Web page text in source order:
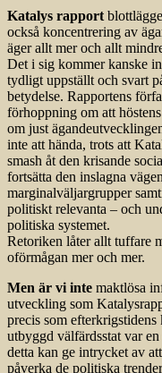
Katalys rapport
också koncentrering av
äger allt mer och allt
Det i sig kommer kanske
tydligt uppställt och svart
betydelse. Rapportens
förhoppning om att
om just
inte att hända, trots att
smash åt den krisande
fortsätta den inslagna
marginalväljargrupper
politiskt relevanta – och
politiska systemet.
Retoriken låter allt tuffare
oförmågan mer och mer.
Men är vi inte maktlösa
utveckling som
precis som
utbyggd välfärdsstat var
detta kan ge intrycket av
påverka de politiska